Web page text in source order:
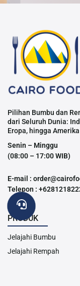
Pilihan Bumbu dan
dari Seluruh Dunia:
Eropa, hingga Amerika
Senin – Minggu
(08:00 – 17:00 WIB)
E-mail :
Telepon :
PRODUK
Jelajahi Bumbu
Jelajahi Rempah